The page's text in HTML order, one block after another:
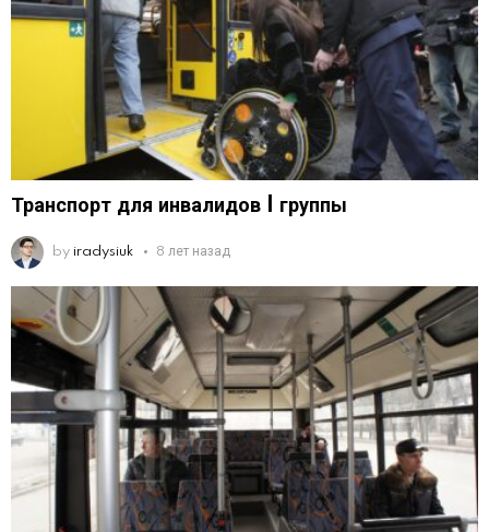
Транспорт для инвалидов I группы
by iradysiuk 8 лет назад